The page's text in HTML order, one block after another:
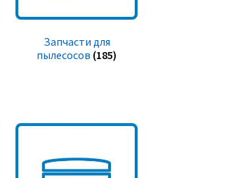
Запчасти для
пылесосов (185)